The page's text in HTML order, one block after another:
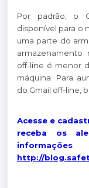
Por padrão, o
disponível para o
uma parte do
armazenamento
off-line é menor
máquina. Para
do Gmail off-line,
Acesse e
receba os
http://